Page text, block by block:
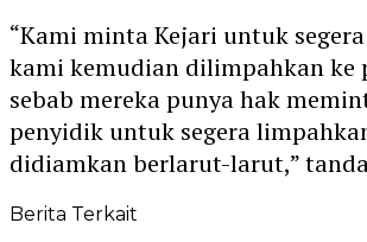
“Kami minta Kejari untuk
kami kemudian dilimpahkan ke
sebab mereka punya hak
penyidik untuk segera
didiamkan berlarut-larut,”
Berita Terkait